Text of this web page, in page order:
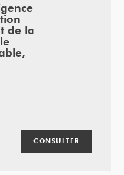
de la
CONSULTER